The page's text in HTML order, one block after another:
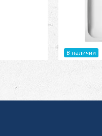
В наличии